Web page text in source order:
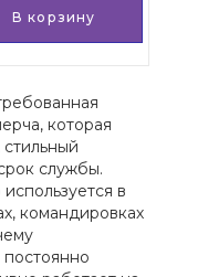
В корзину
которая
службы.
в
командировках